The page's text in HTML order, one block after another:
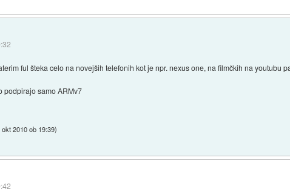
ful šteka celo na novejših telefonih kot je npr. nexus one, na filmčkih na youtubu
podpirajo samo ARMv7
okt 2010 ob 19:39)